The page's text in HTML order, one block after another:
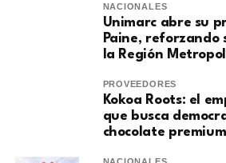
NACIONALES
Unimarc abre su
Paine, reforzando
la Región
PROVEEDORES
Kokoa Roots: el
que busca
chocolate premium
NACIONALES